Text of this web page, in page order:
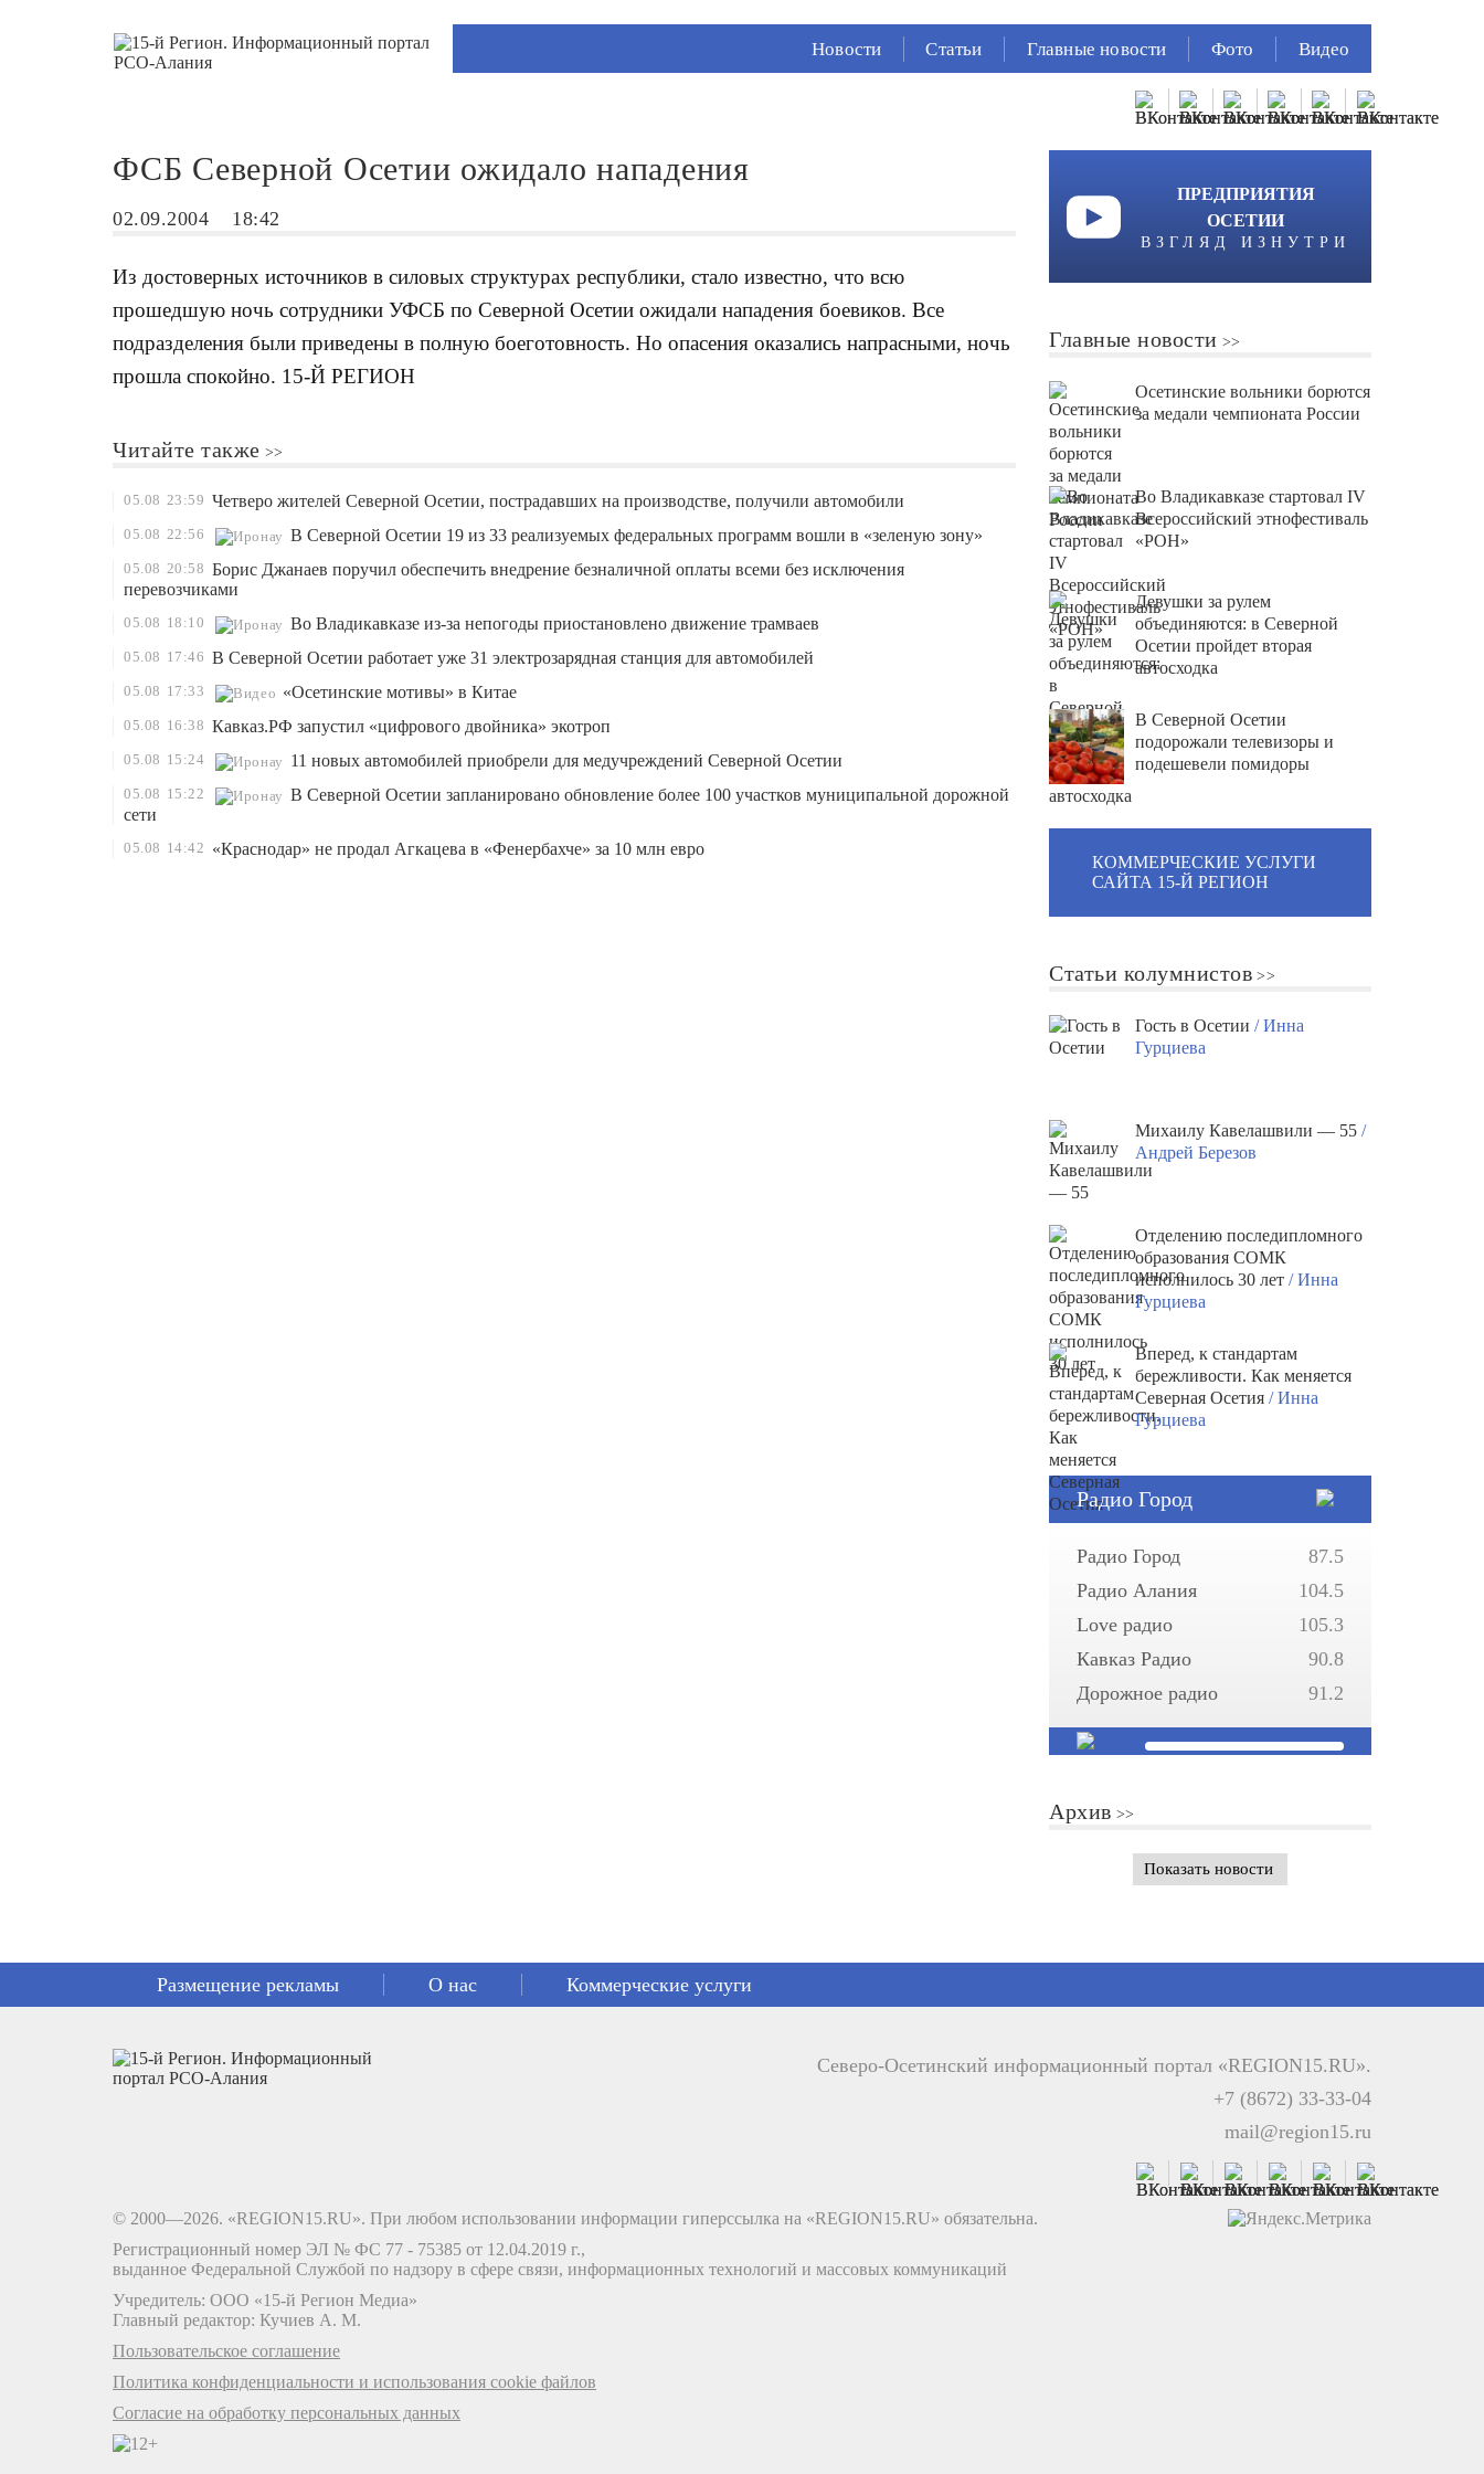
0.34 м/с
Новости Статьи Главные новости Фото Видео
ФСБ Северной Осетии ожидало нападения
02.09.2004 18:42
Из достоверных источников в силовых структурах республики, стало известно, что всю
прошедшую ночь сотрудники УФСБ по Северной Осетии ожидали нападения боевиков. Все
подразделения были приведены в полную боеготовность. Но опасения оказались напрасными, ночь
прошла спокойно. 15-Й РЕГИОН
Читайте также
05.08 23:59 Четверо жителей Северной Осетии, пострадавших на производстве, получили автомобили
05.08 22:56 В Северной Осетии 19 из 33 реализуемых федеральных программ вошли в «зеленую зону»
05.08 20:58 Борис Джанаев поручил обеспечить внедрение безналичной оплаты всеми без исключения
перевозчиками
05.08 18:10 Во Владикавказе из-за непогоды приостановлено движение трамваев
05.08 17:46 В Северной Осетии работает уже 31 электрозарядная станция для автомобилей
05.08 17:33 «Осетинские мотивы» в Китае
05.08 16:38 Кавказ.РФ запустил «цифрового двойника» экотроп
05.08 15:24 11 новых автомобилей приобрели для медучреждений Северной Осетии
05.08 15:22
В Северной Осетии запланировано обновление более 100 участков муниципальной дорожной
сети
05.08 14:42 «Краснодар» не продал Агкацева в «Фенербахче» за 10 млн евро
ПРЕДПРИЯТИЯ
ОСЕТИИ
ВЗГЛЯД ИЗНУТРИ
Главные новости
Осетинские вольники борются
за медали чемпионата России
Во Владикавказе стартовал IV
Всероссийский этнофестиваль
«РОН»
Девушки за рулем
объединяются: в Северной
Осетии пройдет вторая
автосходка
В Северной Осетии
подорожали телевизоры и
подешевели помидоры
КОММЕРЧЕСКИЕ УСЛУГИ
САЙТА 15-Й РЕГИОН
Статьи колумнистов
Гость в Осетии/ Инна
Гурциева
Михаилу Кавелашвили — 55/
Андрей Березов
Отделению последипломного
образования СОМК
исполнилось 30 лет/ Инна
Гурциева
Вперед, к стандартам
бережливости. Как меняется
Северная Осетия/ Инна
Гурциева
Радио Город
Радио Город
87.5
Радио Алания
104.5
Love радио
105.3
Кавказ Радио
90.8
Дорожное радио
91.2
Архив
Показать новости
Размещение рекламы О нас Коммерческие услуги
Северо-Осетинский информационный портал «REGION15.RU».
+7 (8672) 33-33-04
mail@region15.ru
© 2000—2026. «REGION15.RU». При любом использовании информации гиперссылка на «REGION15.RU» обязательна.
Регистрационный номер ЭЛ № ФС 77 - 75385 от 12.04.2019 г.,
выданное Федеральной Службой по надзору в сфере связи, информационных технологий и массовых коммуникаций
Учредитель: ООО «15-й Регион Медиа»
Главный редактор: Кучиев А. М.
Пользовательское соглашение
Политика конфиденциальности и использования cookie файлов
Согласие на обработку персональных данных